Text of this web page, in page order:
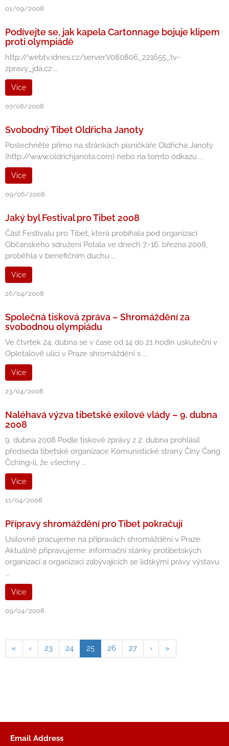
01/09/2008
Podívejte se, jak kapela Cartonnage bojuje klipem
proti olympiádě
http://webtv.idnes.cz/server.V080806_221655_tv-
zpravy_jda.cz ...
Více
07/08/2008
Svobodný Tibet Oldřicha Janoty
Poslechněte přímo na stránkách písničkáře Oldřicha Janoty
(http://www.oldrichjanota.com) nebo na tomto odkazu ...
Více
09/06/2008
Jaký byl Festival pro Tibet 2008
Část Festivalu pro Tibet, která probíhala pod organizací
Občanského sdružení Potala ve dnech 7.-16. března 2008,
proběhla v benefičním duchu ...
Více
26/04/2008
Společná tisková zpráva – Shromáždění za
svobodnou olympiádu
Ve čtvrtek 24. dubna se v čase od 14 do 21 hodin uskuteční v
Opletalově ulici v Praze shromáždění s ...
Více
23/04/2008
Naléhavá výzva tibetské exilové vlády – 9. dubna
2008
9. dubna 2008 Podle tiskové zprávy z 2. dubna prohlásil
předseda tibetské organizace Komunistické strany Číny Čang
Čching-li, že všechny ...
Více
11/04/2008
Přípravy shromáždění pro Tibet pokračují
Usilovně pracujeme na přípravách shromáždění v Praze.
Aktuálně připravujeme: informační stánky protibetských
organizací a organizací zabývajících se lidskými právy výstavu
...
Více
09/04/2008
« ‹ 23 24 25 26 27 › »
Email Address